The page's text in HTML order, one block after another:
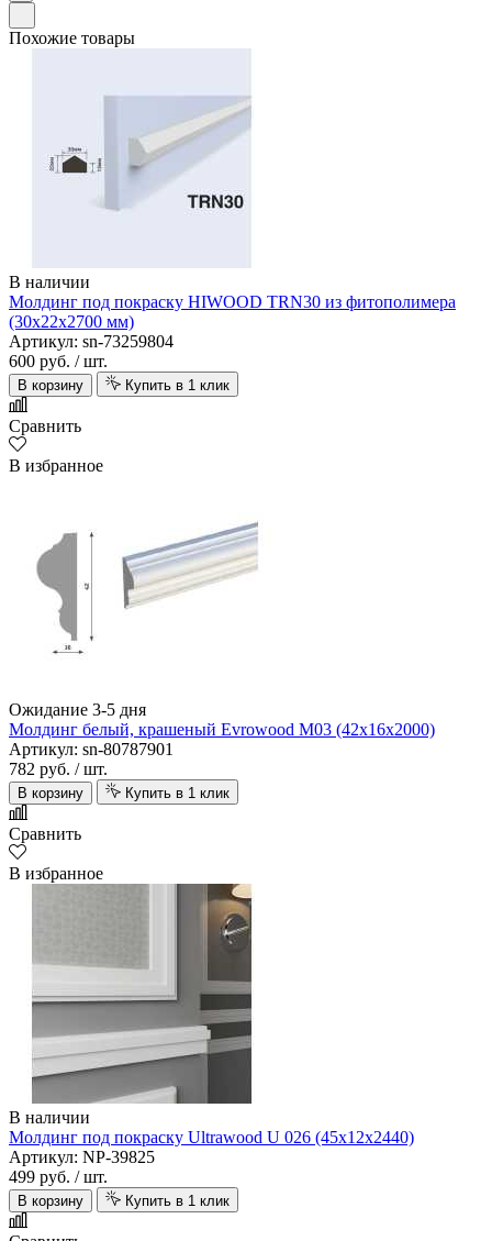
Похожие товары
В наличии
Молдинг под покраску HIWOOD TRN30 из фитополимера
(30х22х2700 мм)
Артикул: sn-73259804
600 руб. / шт.
В корзину Купить в 1 клик
Сравнить
В избранное
Ожидание 3-5 дня
Молдинг белый, крашеный Evrowood M03 (42х16х2000)
Артикул: sn-80787901
782 руб. / шт.
В корзину Купить в 1 клик
Сравнить
В избранное
В наличии
Молдинг под покраску Ultrawood U 026 (45х12х2440)
Артикул: NP-39825
499 руб. / шт.
В корзину Купить в 1 клик